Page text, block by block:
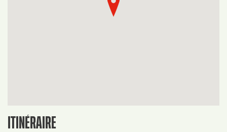
ITINÉRAIRE